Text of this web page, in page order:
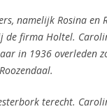
namelijk Rosina en
de firma Holtel.
in 1936 overleden
terecht.